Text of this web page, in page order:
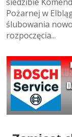
Pożarnej w
ślubowania
rozpoczęcia...